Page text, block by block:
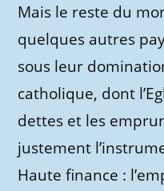
Mais le reste du
quelques autres
sous leur
catholique, dont
dettes et les
justement
Haute finance :